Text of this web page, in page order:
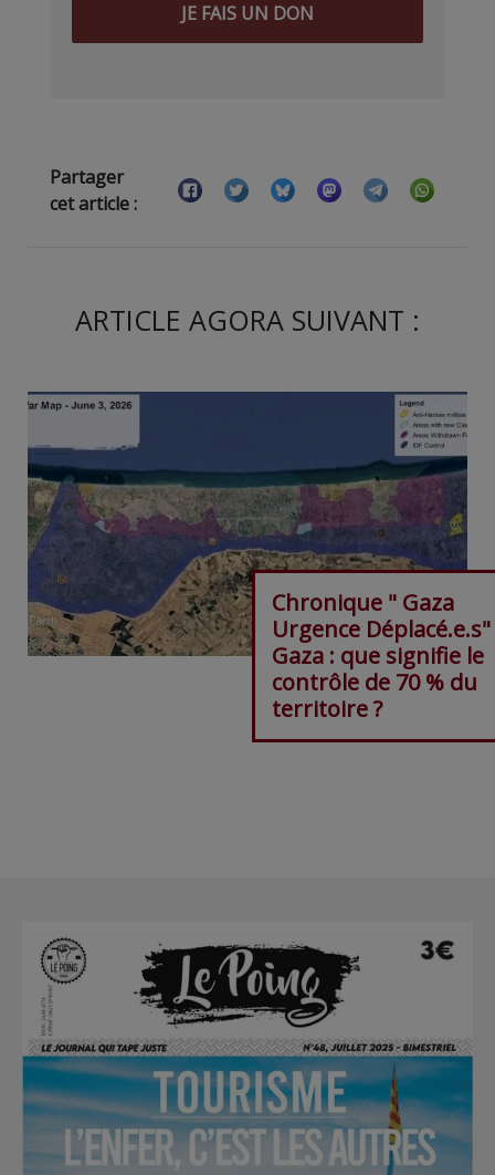
JE FAIS UN DON
Partager
cet article :
ARTICLE AGORA SUIVANT :
Chronique " Gaza
Urgence
Gaza : que signifie le
contrôle de 70 % du
territoire ?